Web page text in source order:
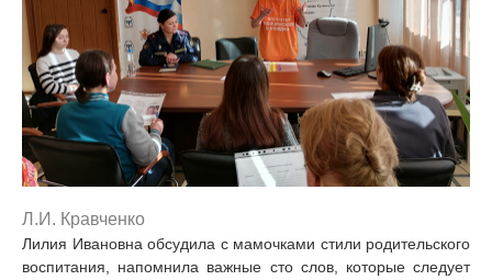
Л.И. Кравченко
Лилия Ивановна обсудила с мамочками стили родительского
воспитания, напомнила важные сто слов, которые следует